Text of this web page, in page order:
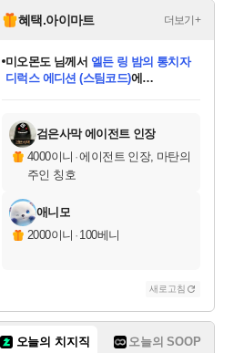
혜택.아이마트 더보기+
교환.
당첨되셨습니다.
당첨되셨습니다.
당첨되셨습니다.
미오몬도님께서 엘든 링 밤의 통치자
디럭스 에디션 (스팀코드)에
당첨되셨습니다.
당첨되셨습니다.
당첨되셨습니다.
에디션 (스팀코드)를 교환.
당첨되셨습니다.
검은사막 에이전트 인장
4000이니 ·에이전트 인장, 마탄의
주인 칭호
애니모
2000이니 · 100베니
새로고침
오늘의 치지직 오늘의 SOOP